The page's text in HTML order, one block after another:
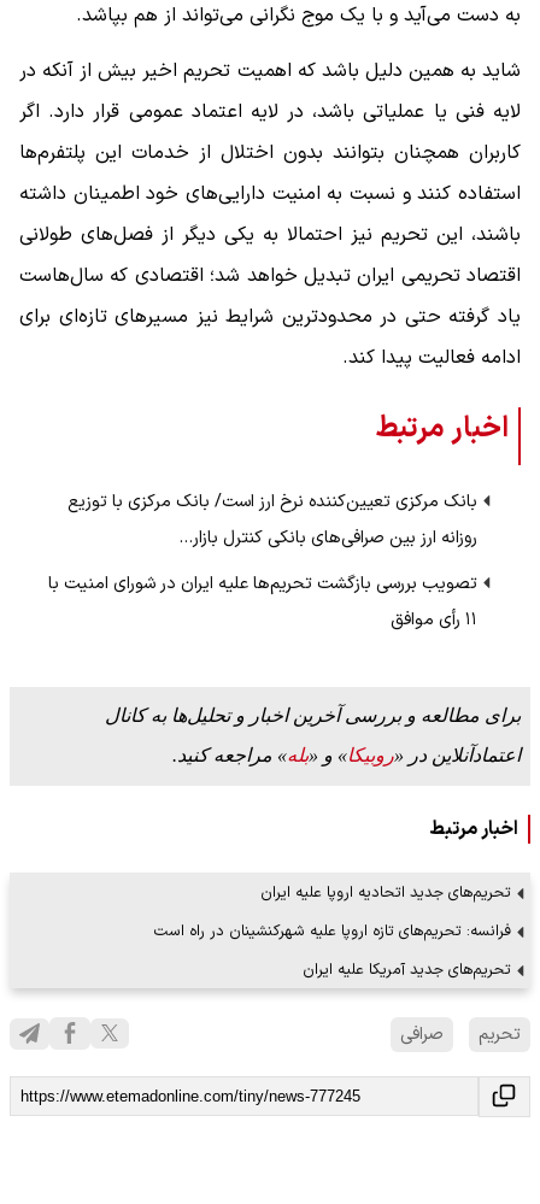
به دست می‌آید و با یک موج نگرانی می‌تواند از هم بپاشد.
شاید به همین دلیل باشد که اهمیت تحریم اخیر بیش از آنکه در
لایه فنی یا عملیاتی باشد، در لایه اعتماد عمومی قرار دارد. اگر
کاربران همچنان بتوانند بدون اختلال از خدمات این پلتفرم‌ها
استفاده کنند و نسبت به امنیت دارایی‌های خود اطمینان داشته
باشند، این تحریم نیز احتمالا به یکی دیگر از فصل‌های طولانی
اقتصاد تحریمی ایران تبدیل خواهد شد؛ اقتصادی که سال‌هاست
یاد گرفته حتی در محدودترین شرایط نیز مسیرهای تازه‌ای برای
ادامه فعالیت پیدا کند.
اخبار مرتبط
بانک مرکزی تعیین‌کننده نرخ ارز است/ بانک مرکزی با توزیع
روزانه ارز بین صرافی‌های بانکی کنترل بازار…
تصویب بررسی بازگشت تحریم‌ها علیه ایران در شورای امنیت با
۱۱ رأی موافق
برای مطالعه و بررسی آخرین اخبار و تحلیل‌ها به کانال
اعتمادآنلاین در «روبیکا» و «بله» مراجعه کنید.
اخبار مرتبط
تحریم‌های جدید اتحادیه اروپا علیه ایران
فرانسه: تحریم‌های تازه اروپا علیه شهرکنشینان در راه است
تحریم‌های جدید آمریکا علیه ایران
تحریم صرافی